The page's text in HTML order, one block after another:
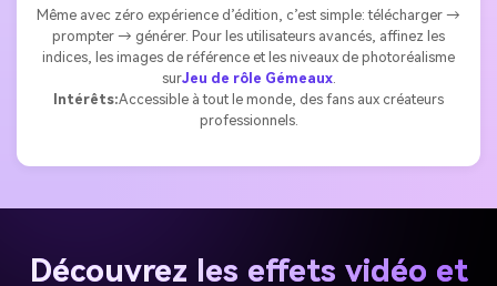
Même avec zéro expérience d’édition, c’est simple: télécharger →
prompter → générer. Pour les utilisateurs avancés, affinez les
indices, les images de référence et les niveaux de photoréalisme
surJeu de rôle Gémeaux.
Intérêts:Accessible à tout le monde, des fans aux créateurs
professionnels.
Découvrez les effets vidéo et